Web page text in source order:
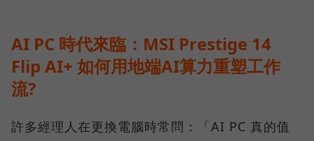
AI PC 時代來臨：MSI Prestige 14
Flip AI+ 如何用地端AI算力重塑工作
流?
許多經理人在更換電腦時常問：「AI PC 真的值